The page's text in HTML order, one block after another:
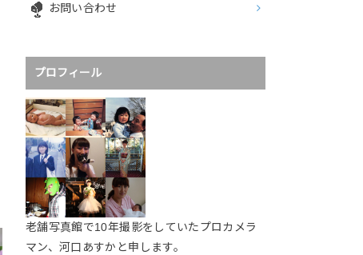
お問い合わせ
プロフィール
老舗写真館で10年撮影をしていたプロカメラ
マン、河口あすかと申します。